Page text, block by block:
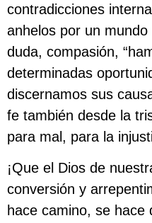
contradicciones
anhelos por un
duda, compasión,
determinadas
discernamos sus
fe también desde la
para mal, para la
¡Que el Dios de
conversión y
hace camino, se